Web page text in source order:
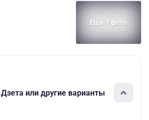
Еще 7 фото
или другие варианты